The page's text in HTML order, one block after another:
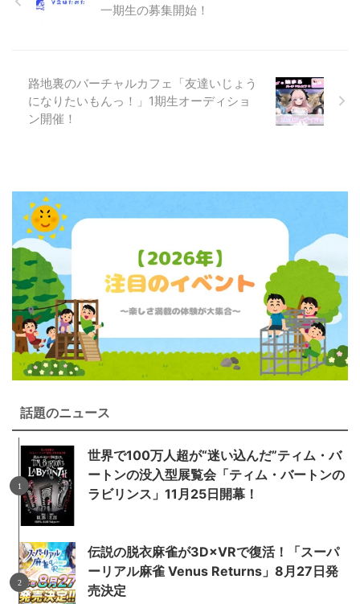
一期生の募集開始！
路地裏のバーチャルカフェ「友達いじょう
になりたいもんっ！」1期生オーディショ
ン開催！
話題のニュース
世界で100万人超が“迷い込んだ”ティム・バ
ートンの没入型展覧会「ティム・バートンの
ラビリンス」11月25日開幕！
伝説の脱衣麻雀が3D×VRで復活！「スーパ
ーリアル麻雀 Venus Returns」8月27日発
売決定